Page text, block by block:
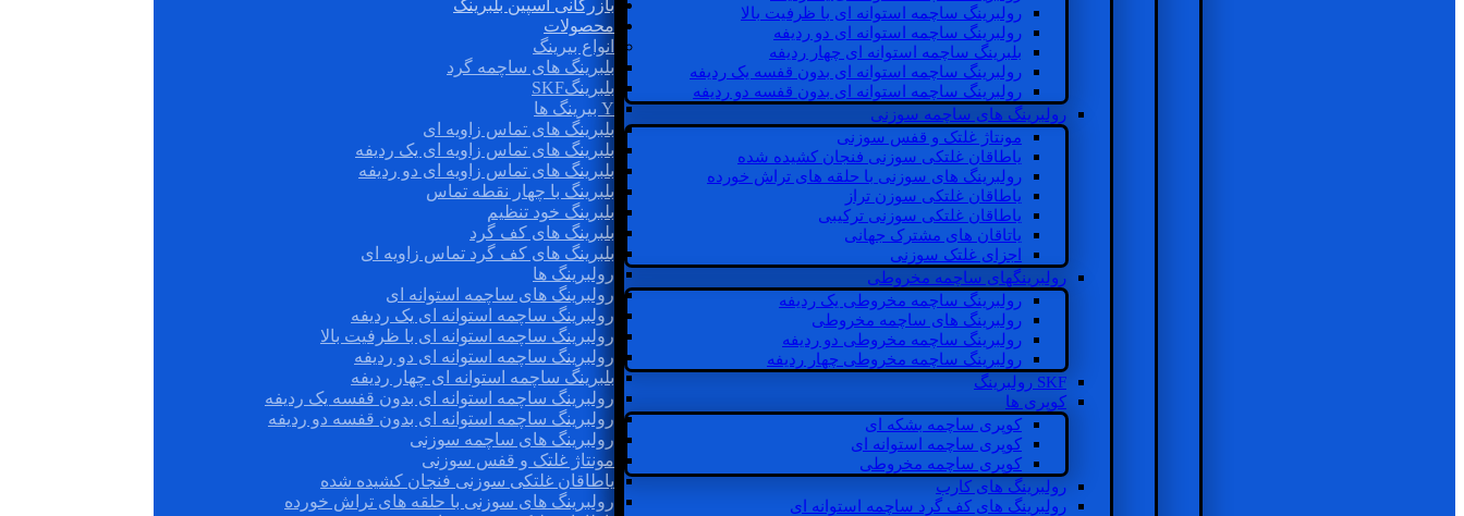
رولبرینگ ساچمه استوانه ای با ظرفیت بالا
رولبرینگ ساچمه استوانه ای دو ردیفه
بلبرینگ ساچمه استوانه ای چهار ردیفه
رولبرینگ ساچمه استوانه ای بدون قفسه یک ردیفه
رولبرینگ ساچمه استوانه ای بدون قفسه دو ردیفه
رولبرینگ های ساچمه سوزنی
مونتاژ غلتک و قفس سوزنی
یاطاقان غلتکی سوزنی فنجان کشیده شده
رولبرینگ های سوزنی با حلقه های تراش خورده
یاطاقان غلتکی سوزن تراز
یاطاقان غلتکی سوزنی ترکیبی
یاتاقان های مشترک جهانی
اجزای غلتک سوزنی
رولبرینگهای ساچمه مخروطی
رولبرینگ ساچمه مخروطی یک ردیفه
رولبرینگ های ساچمه مخروطی
رولبرینگ ساچمه مخروطی دو ردیفه
رولبرینگ ساچمه مخروطی چهار ردیفه
SKF رولبرینگ
کوپری ها
کوپری ساچمه بشکه ای
کوپری ساچمه استوانه ای
کوپری ساچمه مخروطی
رولبرینگ های کارب
رولبرینگ های کف گرد ساچمه استوانه ای
بازرگانی اسپین بلبرینگ
محصولات
انواع بیرینگ
بلبرینگ های ساچمه گرد
بلبرینگSKF
Y بیرینگ ها
بلبرینگ های تماس زاویه ای
بلبرینگ های تماس زاویه ای یک ردیفه
بلبرینگ های تماس زاویه ای دو ردیفه
بلبرینگ با چهار نقطه تماس
بلبرینگ خود تنظیم
بلبرینگ های کف گرد
بلبرینگ های کف گرد تماس زاویه ای
رولبرینگ ها
رولبرینگ های ساچمه استوانه ای
رولبرینگ ساچمه استوانه ای یک ردیفه
رولبرینگ ساچمه استوانه ای با ظرفیت بالا
رولبرینگ ساچمه استوانه ای دو ردیفه
بلبرینگ ساچمه استوانه ای چهار ردیفه
رولبرینگ ساچمه استوانه ای بدون قفسه یک ردیفه
رولبرینگ ساچمه استوانه ای بدون قفسه دو ردیفه
رولبرینگ های ساچمه سوزنی
مونتاژ غلتک و قفس سوزنی
یاطاقان غلتکی سوزنی فنجان کشیده شده
رولبرینگ های سوزنی با حلقه های تراش خورده